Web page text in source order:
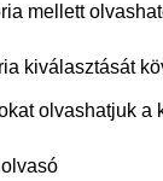
mellett
kiválasztását
olvashatjuk a